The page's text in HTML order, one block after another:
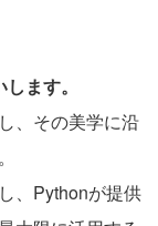
ます。
、その美学に沿
、Pythonが提供